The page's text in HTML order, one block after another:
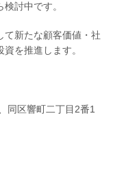
討中です。
新たな顧客価値・社
を推進します。
同区響町二丁目2番1